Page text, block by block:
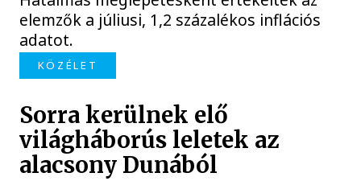
elemzők a júliusi, 1,2 százalékos inflációs
adatot.
KÖZÉLET
Sorra kerülnek elő
világháborús leletek az
alacsony Dunából